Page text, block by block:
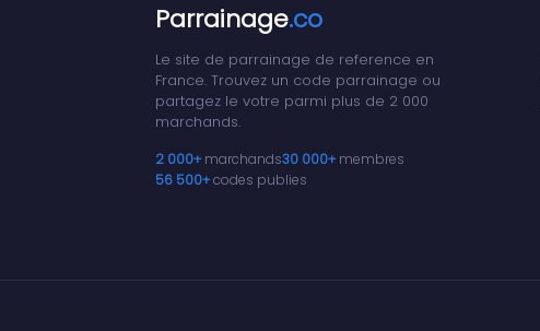
Parrainage.co
Le site de parrainage de reference en
France. Trouvez un code parrainage ou
partagez le votre parmi plus de 2 000
marchands.
2 000+ marchands30 000+ membres
56 500+codes publies